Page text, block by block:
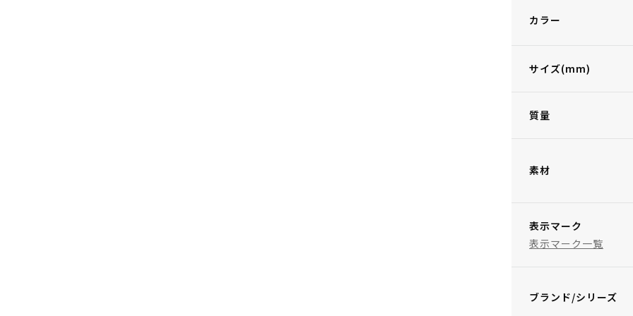
カラー
サイズ(mm)
質量
素材
表示マーク
表示マーク一覧
ブランド/シリーズ